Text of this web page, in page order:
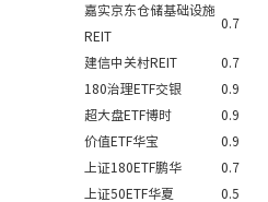
嘉实京东仓储基础设施
REIT
0.7
建信中关村REIT
0.7
180治理ETF交银
0.9
超大盘ETF博时
0.9
价值ETF华宝
0.9
上证180ETF鹏华
0.7
上证50ETF华夏
0.5